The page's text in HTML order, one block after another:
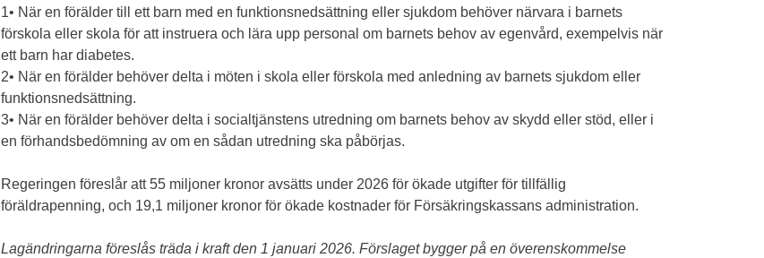
1• När en förälder till ett barn med en funktionsnedsättning eller sjukdom behöver närvara i barnets
förskola eller skola för att instruera och lära upp personal om barnets behov av egenvård, exempelvis när
ett barn har diabetes.
2• När en förälder behöver delta i möten i skola eller förskola med anledning av barnets sjukdom eller
funktionsnedsättning.
3• När en förälder behöver delta i socialtjänstens utredning om barnets behov av skydd eller stöd, eller i
en förhandsbedömning av om en sådan utredning ska påbörjas.
Regeringen föreslår att 55 miljoner kronor avsätts under 2026 för ökade utgifter för tillfällig
föräldrapenning, och 19,1 miljoner kronor för ökade kostnader för Försäkringskassans administration.
Lagändringarna föreslås träda i kraft den 1 januari 2026. Förslaget bygger på en överenskommelse